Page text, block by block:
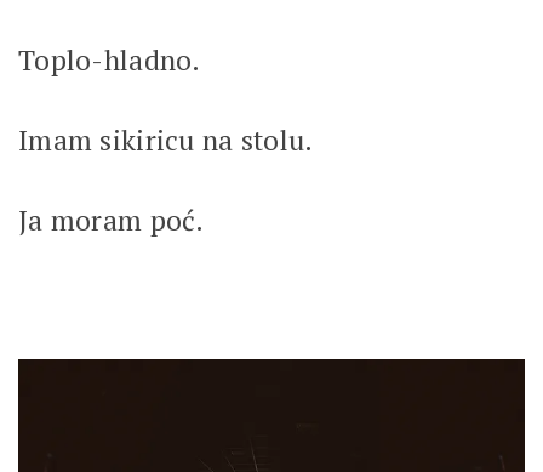
Toplo-hladno.
Imam sikiricu na stolu.
Ja moram poć.